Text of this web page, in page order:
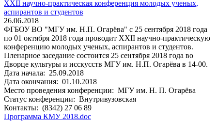
XXII научно-практическая конференция молодых ученых,
аспирантов и студентов
26.06.2018
ФГБОУ ВО "МГУ им. Н.П. Огарёва" с 25 сентября 2018 года
по 01 октября 2018 года проводит XXII научно-практическую
конференцию молодых ученых, аспирантов и студентов.
Пленарное заседание состоится 25 сентября 2018 года во
Дворце культуры и исскусств МГУ им. Н.П. Огарёва в 14-00.
Дата начала: 25.09.2018
Дата окончания: 01.10.2018
Место проведения конференции: МГУ им. Н. П. Огарёва
Статус конференции: Внутривузовская
Контакты: (8342) 27 06 89
Программа КМУ 2018.doc